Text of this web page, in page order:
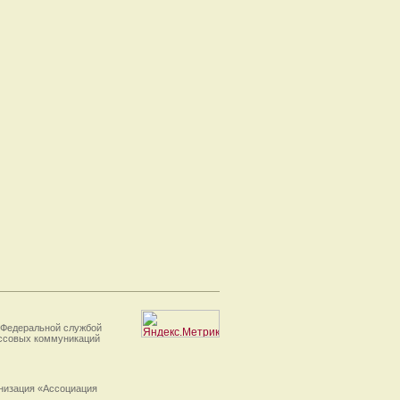
службой
коммуникаций
«Ассоциация